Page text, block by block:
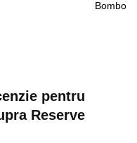
Bombo
pentru
Reserve